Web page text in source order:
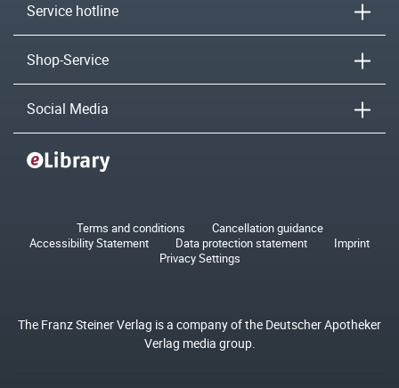
Service hotline
Shop-Service
Social Media
Terms and conditions
Cancellation guidance
Accessibility Statement
Data protection statement
Imprint
Privacy Settings
The Franz Steiner Verlag is a company of the Deutscher Apotheker
Verlag media group.